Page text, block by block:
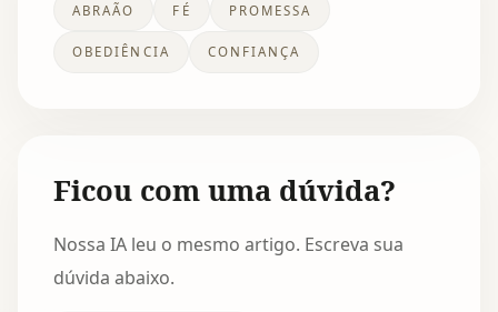
ABRAÃO FÉ PROMESSA
OBEDIÊNCIA CONFIANÇA
Ficou com uma dúvida?
Nossa IA leu o mesmo artigo. Escreva sua
dúvida abaixo.